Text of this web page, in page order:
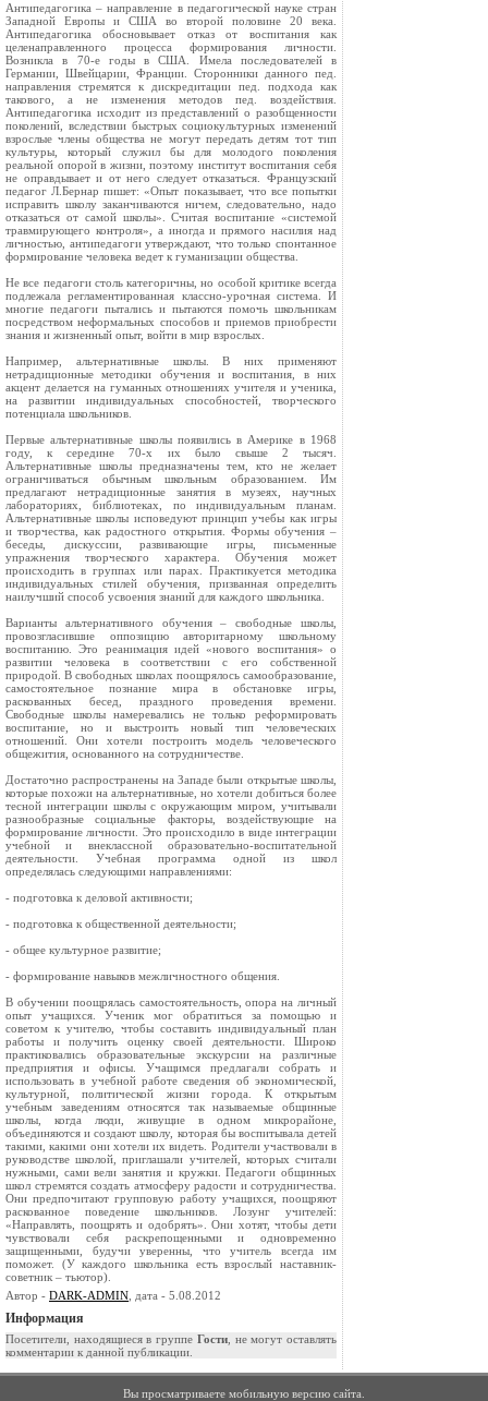
Антипедагогика – направление в педагогической науке стран
Западной Европы и США во второй половине 20 века.
Антипедагогика обосновывает отказ от воспитания как
целенаправленного процесса формирования личности.
Возникла в 70-е годы в США. Имела последователей в
Германии, Швейцарии, Франции. Сторонники данного пед.
направления стремятся к дискредитации пед. подхода как
такового, а не изменения методов пед. воздействия.
Антипедагогика исходит из представлений о разобщенности
поколений, вследствии быстрых социокультурных изменений
взрослые члены общества не могут передать детям тот тип
культуры, который служил бы для молодого поколения
реальной опорой в жизни, поэтому институт воспитания себя
не оправдывает и от него следует отказаться. Французский
педагог Л.Бернар пишет: «Опыт показывает, что все попытки
исправить школу заканчиваются ничем, следовательно, надо
отказаться от самой школы». Считая воспитание «системой
травмирующего контроля», а иногда и прямого насилия над
личностью, антипедагоги утверждают, что только спонтанное
формирование человека ведет к гуманизации общества.
Не все педагоги столь категоричны, но особой критике всегда
подлежала регламентированная классно-урочная система. И
многие педагоги пытались и пытаются помочь школьникам
посредством неформальных способов и приемов приобрести
знания и жизненный опыт, войти в мир взрослых.
Например, альтернативные школы. В них применяют
нетрадиционные методики обучения и воспитания, в них
акцент делается на гуманных отношениях учителя и ученика,
на развитии индивидуальных способностей, творческого
потенциала школьников.
Первые альтернативные школы появились в Америке в 1968
году, к середине 70-х их было свыше 2 тысяч.
Альтернативные школы предназначены тем, кто не желает
ограничиваться обычным школьным образованием. Им
предлагают нетрадиционные занятия в музеях, научных
лабораториях, библиотеках, по индивидуальным планам.
Альтернативные школы исповедуют принцип учебы как игры
и творчества, как радостного открытия. Формы обучения –
беседы, дискуссии, развивающие игры, письменные
упражнения творческого характера. Обучения может
происходить в группах или парах. Практикуется методика
индивидуальных стилей обучения, призванная определить
наилучший способ усвоения знаний для каждого школьника.
Варианты альтернативного обучения – свободные школы,
провозгласившие оппозицию авторитарному школьному
воспитанию. Это реанимация идей «нового воспитания» о
развитии человека в соответствии с его собственной
природой. В свободных школах поощрялось самообразование,
самостоятельное познание мира в обстановке игры,
раскованных бесед, праздного проведения времени.
Свободные школы намеревались не только реформировать
воспитание, но и выстроить новый тип человеческих
отношений. Они хотели построить модель человеческого
общежития, основанного на сотрудничестве.
Достаточно распространены на Западе были открытые школы,
которые похожи на альтернативные, но хотели добиться более
тесной интеграции школы с окружающим миром, учитывали
разнообразные социальные факторы, воздействующие на
формирование личности. Это происходило в виде интеграции
учебной и внеклассной образовательно-воспитательной
деятельности. Учебная программа одной из школ
определялась следующими направлениями:
- подготовка к деловой активности;
- подготовка к общественной деятельности;
- общее культурное развитие;
- формирование навыков межличностного общения.
В обучении поощрялась самостоятельность, опора на личный
опыт учащихся. Ученик мог обратиться за помощью и
советом к учителю, чтобы составить индивидуальный план
работы и получить оценку своей деятельности. Широко
практиковались образовательные экскурсии на различные
предприятия и офисы. Учащимся предлагали собрать и
использовать в учебной работе сведения об экономической,
культурной, политической жизни города. К открытым
учебным заведениям относятся так называемые общинные
школы, когда люди, живущие в одном микрорайоне,
объединяются и создают школу, которая бы воспитывала детей
такими, какими они хотели их видеть. Родители участвовали в
руководстве школой, приглашали учителей, которых считали
нужными, сами вели занятия и кружки. Педагоги общинных
школ стремятся создать атмосферу радости и сотрудничества.
Они предпочитают групповую работу учащихся, поощряют
раскованное поведение школьников. Лозунг учителей:
«Направлять, поощрять и одобрять». Они хотят, чтобы дети
чувствовали себя раскрепощенными и одновременно
защищенными, будучи уверенны, что учитель всегда им
поможет. (У каждого школьника есть взрослый наставник-
советник – тьютор).
Автор - DARK-ADMIN , дата - 5.08.2012
Информация
Посетители, находящиеся в группе Гости, не могут оставлять
комментарии к данной публикации.
Вы просматриваете мобильную версию сайта.